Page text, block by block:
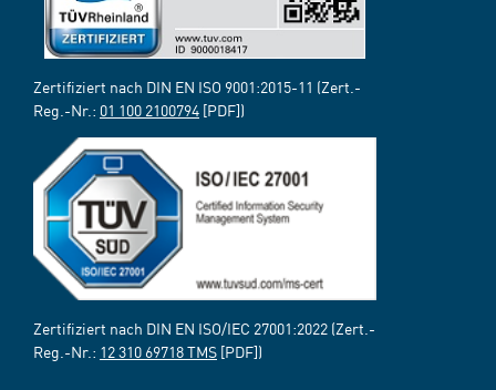
Zertifiziert nach DIN EN ISO 9001:2015-11 (Zert.-
Reg.-Nr.: 01 100 2100794 [PDF])
Zertifiziert nach DIN EN ISO/IEC 27001:2022 (Zert.-
Reg.-Nr.: 12 310 69718 TMS [PDF])